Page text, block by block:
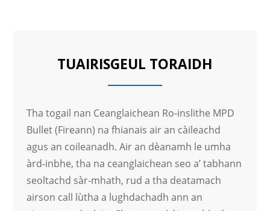
TUAIRISGEUL TORAIDH
Tha togail nan Ceanglaichean Ro-inslithe MPD
Bullet (Fireann) na fhianais air an càileachd
agus an coileanadh. Air an dèanamh le umha
àrd-inbhe, tha na ceanglaichean seo a’ tabhann
seoltachd sàr-mhath, rud a tha deatamach
airson call lùtha a lughdachadh ann an